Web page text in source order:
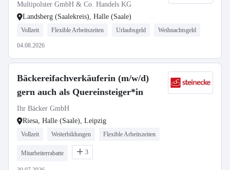
Multipolster GmbH & Co. Handels KG
Landsberg (Saalekreis), Halle (Saale)
Vollzeit Flexible Arbeitszeiten Urlaubsgeld Weihnachtsgeld
04.08.2026
Bäckereifachverkäuferin (m/w/d)
gern auch als Quereinsteiger*in
Ihr Bäcker GmbH
Riesa, Halle (Saale), Leipzig
Vollzeit Weiterbildungen Flexible Arbeitszeiten
Mitarbeiterrabatte 3